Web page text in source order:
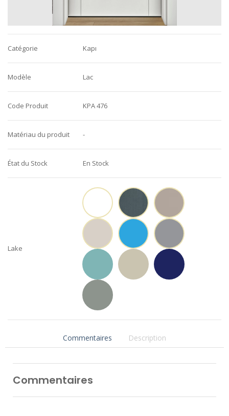
Catégorie Kapı
Modèle Lac
Code Produit KPA 476
Matériau du produit -
État du Stock En Stock
Lake
Commentaires Description
Commentaires